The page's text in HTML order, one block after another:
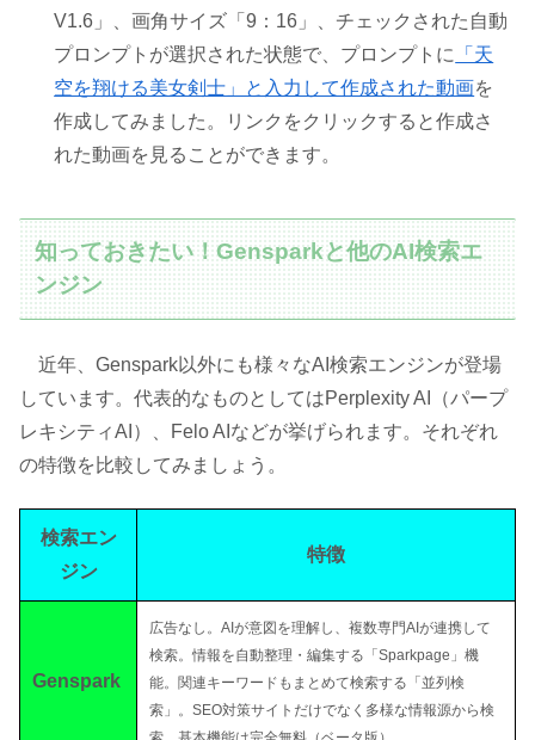
V1.6」、画角サイズ「9：16」、チェックされた自動
プロンプトが選択された状態で、プロンプトに
「天
空を翔ける美女剣士」と入力して作成された動画を
作成してみました。リンクをクリックすると作成さ
れた動画を見ることができます。
知っておきたい！Gensparkと他のAI検索エ
ンジン
近年、Genspark以外にも様々なAI検索エンジンが登場
しています。代表的なものとしてはPerplexity AI（パープ
レキシティAI）、Felo AIなどが挙げられます。それぞれ
の特徴を比較してみましょう。
検索エン
ジン
特徴
Genspark
広告なし。AIが意図を理解し、複数専門AIが連携して
検索。情報を自動整理・編集する「Sparkpage」機
能。関連キーワードもまとめて検索する「並列検
索」。SEO対策サイトだけでなく多様な情報源から検